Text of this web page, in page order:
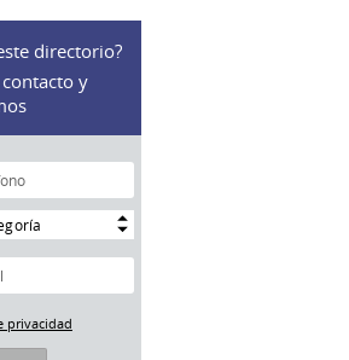
directorio?
y
privacidad